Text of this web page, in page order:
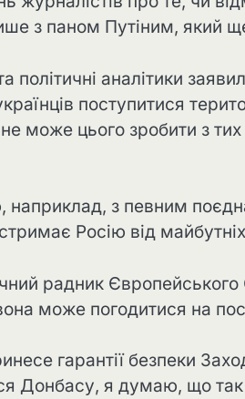
з паном Путіним, який
політичні аналітики
поступитися
може цього зробити з
наприклад, з певним
Росію від
радник
може погодитися на
гарантії безпеки
Донбасу, я думаю, що так